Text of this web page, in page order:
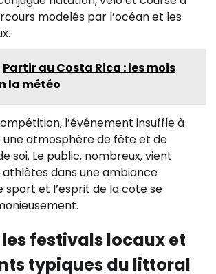
modelés par l’océan et les
Partir au Costa Rica : les mois
la météo
l’événement insuffle à
atmosphère de fête et de
soi. Le public, nombreux, vient
dans une ambiance
sport et l’esprit de la côte se
les festivals locaux et
typiques du littoral